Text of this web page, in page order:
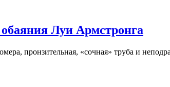
Луи Армстронга
пронзительная, «сочная» труба и